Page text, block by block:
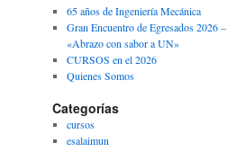
65 años de Ingeniería Mecánica
Gran Encuentro de Egresados 2026 –
«Abrazo con sabor a UN»
CURSOS en el 2026
Quienes Somos
Categorías
cursos
esalaimun